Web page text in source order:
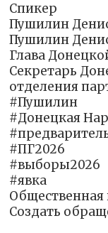
Спикер
Пушилин
Пушилин
Глава
Секретарь
отделения
#Пушилин
#Донецкая
#ПГ2026
#выборы2026
#явка
Создать